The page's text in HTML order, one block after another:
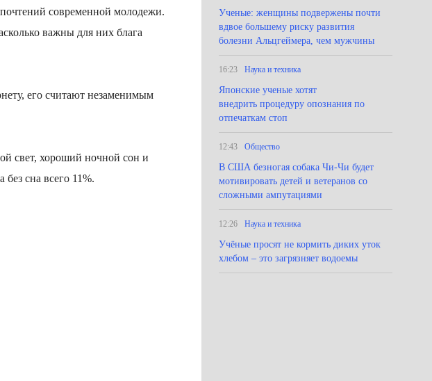
современной молодежи.
важны для них блага
его считают незаменимым
свет, хороший ночной сон и
сна всего 11%.
Ученые: женщины подвержены почти
вдвое большему риску развития
болезни Альцгеймера, чем мужчины
16:23 Наука и техника
Японские ученые хотят
внедрить процедуру опознания по
отпечаткам стоп
12:43 Общество
В США безногая собака Чи-Чи будет
мотивировать детей и ветеранов со
сложными ампутациями
12:26 Наука и техника
Учёные просят не кормить диких уток
хлебом – это загрязняет водоемы